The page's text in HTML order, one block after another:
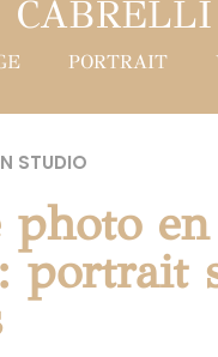
CABRELLI
PORTRAIT
STUDIO
photo en
portrait